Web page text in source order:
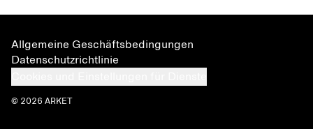
Allgemeine Geschäftsbedingungen
Datenschutzrichtlinie
© 2026 ARKET